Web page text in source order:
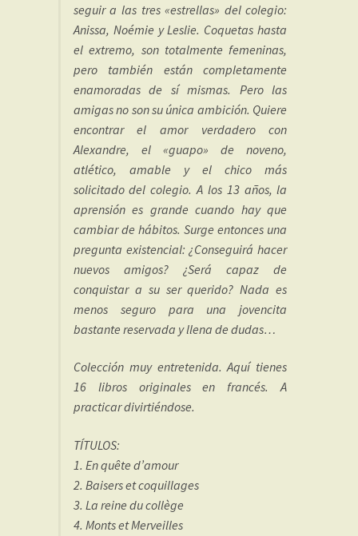
seguir a las tres «estrellas» del colegio:
Anissa, Noémie y Leslie. Coquetas hasta
el extremo, son totalmente femeninas,
pero también están completamente
enamoradas de sí mismas. Pero las
amigas no son su única ambición. Quiere
encontrar el amor verdadero con
Alexandre, el «guapo» de noveno,
atlético, amable y el chico más
solicitado del colegio. A los 13 años, la
aprensión es grande cuando hay que
cambiar de hábitos. Surge entonces una
pregunta existencial: ¿Conseguirá hacer
nuevos amigos? ¿Será capaz de
conquistar a su ser querido? Nada es
menos seguro para una jovencita
bastante reservada y llena de dudas…
Colección muy entretenida. Aquí tienes
16 libros originales en francés. A
practicar divirtiéndose.
TÍTULOS:
1. En quête d’amour
2. Baisers et coquillages
3. La reine du collège
4. Monts et Merveilles